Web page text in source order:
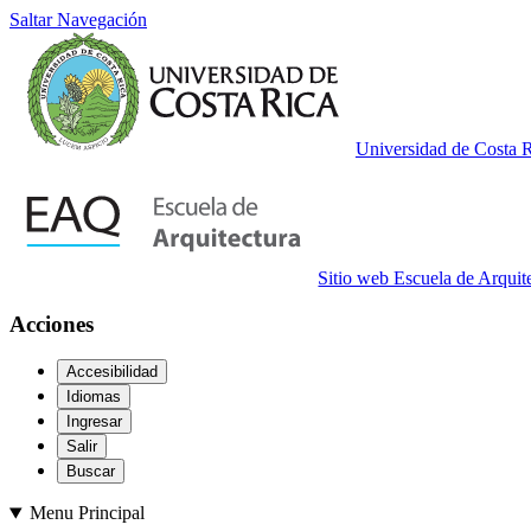
Saltar Navegación
Universidad de Costa
Sitio web Escuela de
Acciones
Accesibilidad
Idiomas
Ingresar
Salir
Buscar
Menu Principal